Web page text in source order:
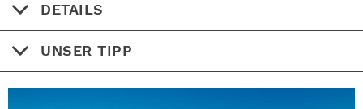
DETAILS
UNSER TIPP